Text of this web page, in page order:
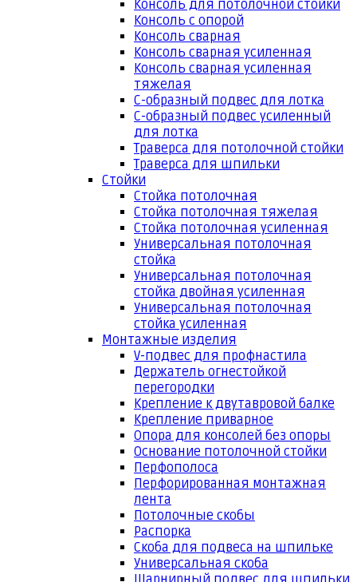
Консоль для потолочной стойки
Консоль с опорой
Консоль сварная
Консоль сварная усиленная
Консоль сварная усиленная
тяжелая
С-образный подвес для лотка
С-образный подвес усиленный
для лотка
Траверса для потолочной стойки
Траверса для шпильки
Стойки
Стойка потолочная
Стойка потолочная тяжелая
Стойка потолочная усиленная
Универсальная потолочная
стойка
Универсальная потолочная
стойка двойная усиленная
Универсальная потолочная
стойка усиленная
Монтажные изделия
V-подвес для профнастила
Держатель огнестойкой
перегородки
Крепление к двутавровой балке
Крепление приварное
Опора для консолей без опоры
Основание потолочной стойки
Перфополоса
Перфорированная монтажная
лента
Потолочные скобы
Распорка
Скоба для подвеса на шпильке
Универсальная скоба